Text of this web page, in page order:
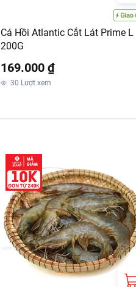
Cá Hồi Atlantic Cắt Lát Prime L
200G
169.000 ₫
30 Lượt xem